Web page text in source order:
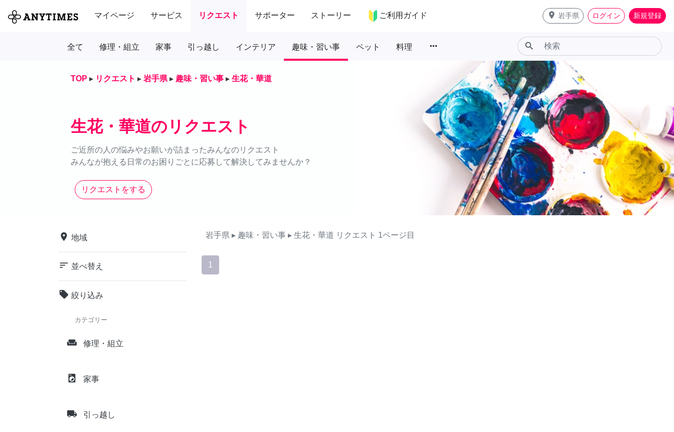
マイページ サービス リクエスト サポーター ストーリー ご利用ガイド place 岩手県 ログイン 新規登録
全て 修理・組立 家事 引っ越し インテリア 趣味・習い事 ペット 料理 more_horiz search
TOP ▸ リクエスト ▸ 岩手県 ▸ 趣味・習い事 ▸ 生花・華道
生花・華道のリクエスト
ご近所の人の悩みやお願いが詰まったみんなのリクエスト
みんなが抱える日常のお困りごとに応募して解決してみませんか？
リクエストをする
place 地域
sort 並べ替え
local_offer 絞り込み
カテゴリー
weekend 修理・組立
local_laundry_service 家事
local_shipping 引っ越し
岩手県 ▸ 趣味・習い事 ▸ 生花・華道 リクエスト 1ページ目
1